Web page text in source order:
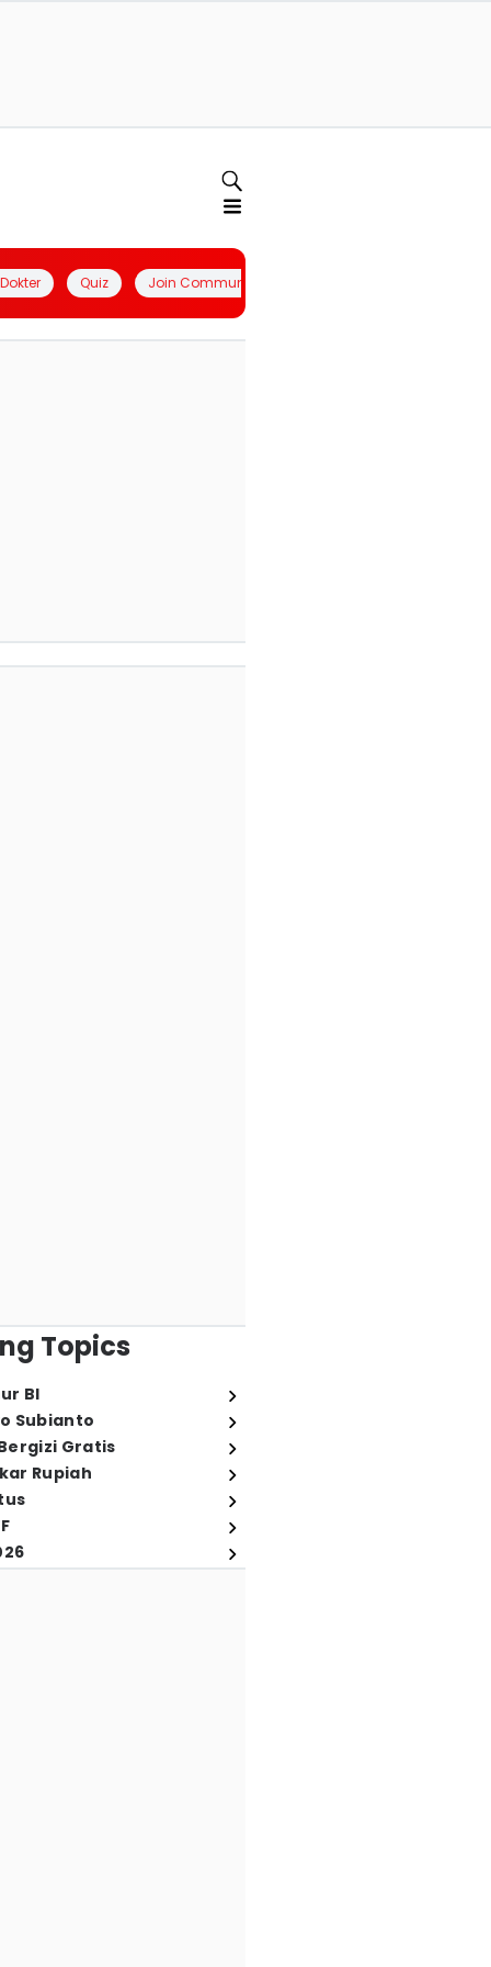
Quiz Join Community
Topics
BI
Subianto
Gratis
Rupiah